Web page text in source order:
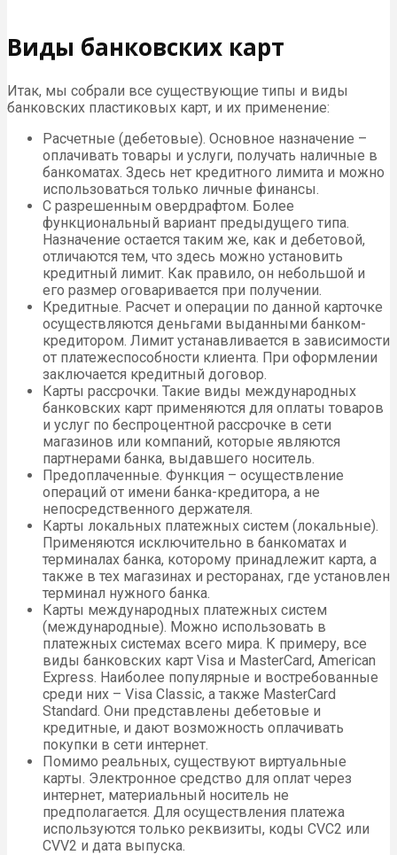
Виды банковских карт
Итак, мы собрали все существующие типы и виды
банковских пластиковых карт, и их применение:
Расчетные (дебетовые). Основное назначение –
оплачивать товары и услуги, получать наличные в
банкоматах. Здесь нет кредитного лимита и можно
использоваться только личные финансы.
С разрешенным овердрафтом. Более
функциональный вариант предыдущего типа.
Назначение остается таким же, как и дебетовой,
отличаются тем, что здесь можно установить
кредитный лимит. Как правило, он небольшой и
его размер оговаривается при получении.
Кредитные. Расчет и операции по данной карточке
осуществляются деньгами выданными банком-
кредитором. Лимит устанавливается в зависимости
от платежеспособности клиента. При оформлении
заключается кредитный договор.
Карты рассрочки. Такие виды международных
банковских карт применяются для оплаты товаров
и услуг по беспроцентной рассрочке в сети
магазинов или компаний, которые являются
партнерами банка, выдавшего носитель.
Предоплаченные. Функция – осуществление
операций от имени банка-кредитора, а не
непосредственного держателя.
Карты локальных платежных систем (локальные).
Применяются исключительно в банкоматах и
терминалах банка, которому принадлежит карта, а
также в тех магазинах и ресторанах, где установлен
терминал нужного банка.
Карты международных платежных систем
(международные). Можно использовать в
платежных системах всего мира. К примеру, все
виды банковских карт Visa и MasterCard, American
Express. Наиболее популярные и востребованные
среди них – Visa Classic, а также MasterCard
Standard. Они представлены дебетовые и
кредитные, и дают возможность оплачивать
покупки в сети интернет.
Помимо реальных, существуют виртуальные
карты. Электронное средство для оплат через
интернет, материальный носитель не
предполагается. Для осуществления платежа
используются только реквизиты, коды CVC2 или
CVV2 и дата выпуска.